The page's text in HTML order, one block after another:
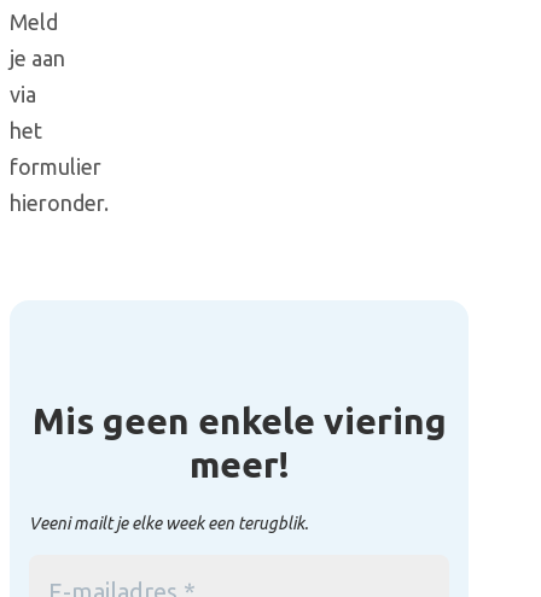
Meld
je aan
via
het
formulier
hieronder.
Mis geen enkele viering
meer!
Veeni mailt je elke week een terugblik.